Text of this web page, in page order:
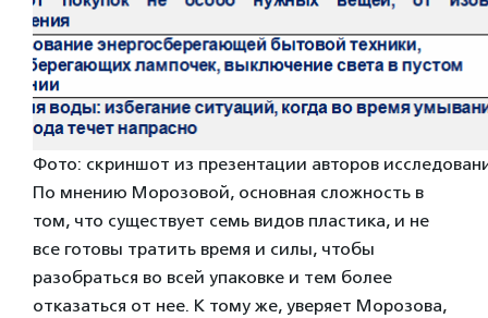
Фото: скриншот из презентации авторов
По мнению Морозовой, основная сложность в
том, что существует семь видов пластика, и не
все готовы тратить время и силы, чтобы
разобраться во всей упаковке и тем более
отказаться от нее. К тому же, уверяет Морозова,